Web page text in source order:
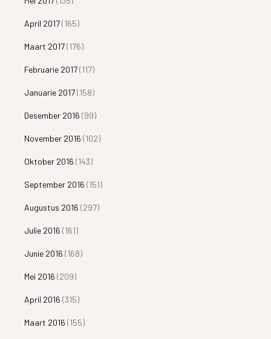
April 2017(165)
Maart 2017(176)
Februarie 2017(117)
Januarie 2017(158)
Desember 2016 (99)
November 2016 (102)
Oktober 2016 (143)
September 2016 (151)
Augustus 2016 (297)
Julie 2016 (161)
Junie 2016 (168)
Mei 2016 (209)
April 2016 (315)
Maart 2016 (155)